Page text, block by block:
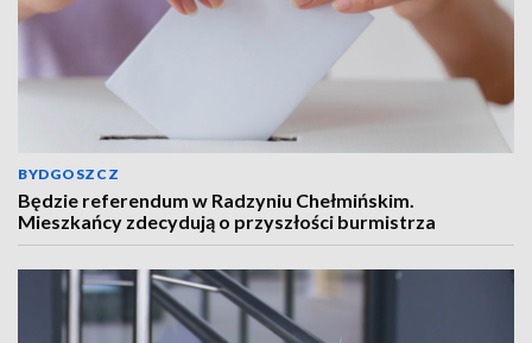
BYDGOSZCZ
Będzie referendum w Radzyniu Chełmińskim.
Mieszkańcy zdecydują o przyszłości burmistrza